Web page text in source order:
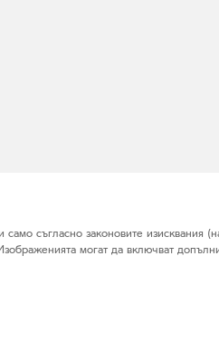
съгласно законовите изисквания
могат да включват